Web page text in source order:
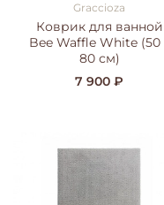
Graccioza
Коврик для ванной
Bee Waffle White (50
80 см)
7 900 ₽